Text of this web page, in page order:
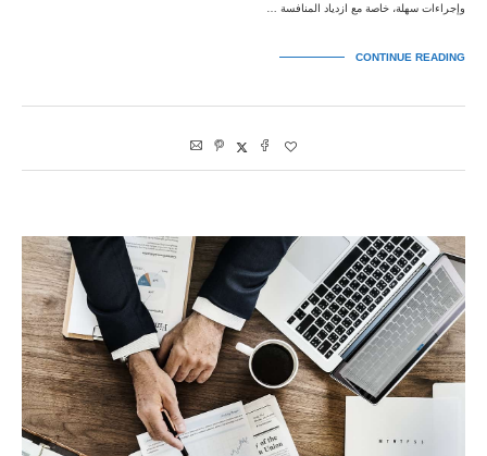
وإجراءات سهلة، خاصة مع ازدياد المنافسة …
CONTINUE READING